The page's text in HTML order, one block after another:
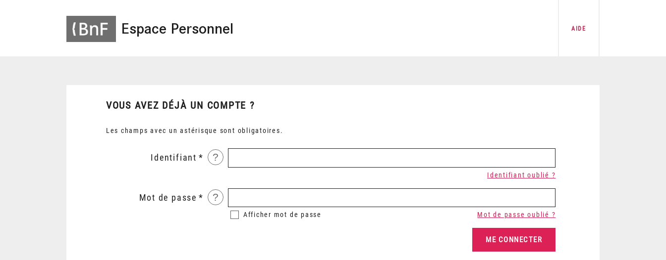
Espace Personnel AIDE
VOUS AVEZ DÉJÀ UN COMPTE ?
Les champs avec un astérisque sont obligatoires.
Identifiant ?
Identifiant oublié ?
Mot de passe ?
Afficher mot de passe Mot de passe oublié ?